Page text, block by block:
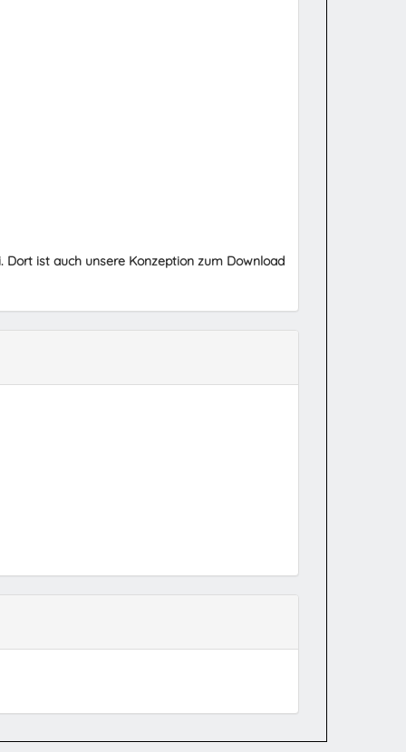
ist auch unsere Konzeption zum Download